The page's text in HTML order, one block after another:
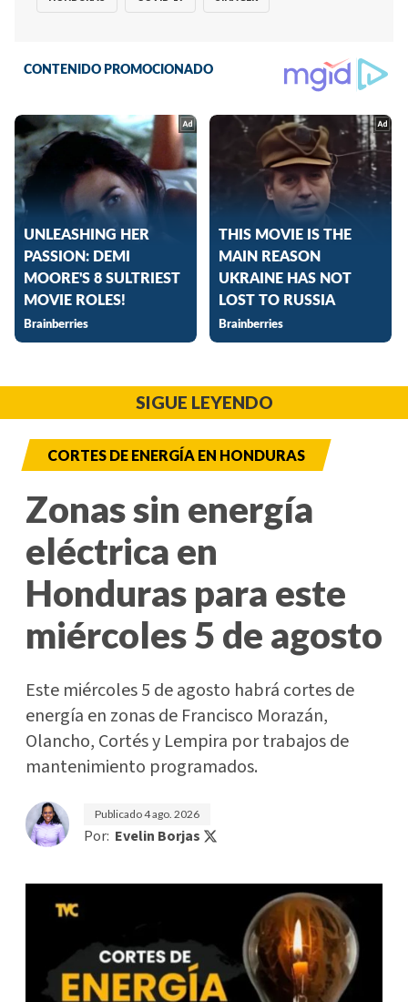
SIGUE LEYENDO
CORTES DE ENERGÍA EN HONDURAS
Zonas sin energía
eléctrica en
Honduras para este
miércoles 5 de agosto
Este miércoles 5 de agosto habrá cortes de
energía en zonas de Francisco Morazán,
Olancho, Cortés y Lempira por trabajos de
mantenimiento programados.
Publicado4 ago. 2026
Por: Evelin Borjas